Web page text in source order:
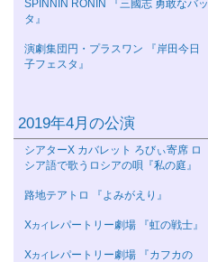
SPINNIN RONIN 『三國志 勇敢なバッ
タ』
演劇集団円・プラスワン 『岸田今日
子フェスタ』
2019年4月の公演
シアターΧ カバレット ろびぃ寄席 ロ
シア語で歌うロシアの唄『私の庭』
路地テアトロ 『よみがえり』
Χカイ レパートリー劇場 『虹の戦士』
Χカイ レパートリー劇場 『カフカの